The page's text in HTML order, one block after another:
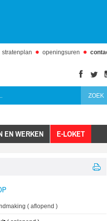
stratenplan openingsuren
facebook
EN WERKEN E-LOKET
aflopend